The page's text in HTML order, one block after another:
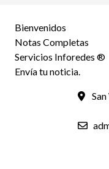
Bienvenidos
Notas Completas
Servicios Inforedes ®
Envía tu noticia.